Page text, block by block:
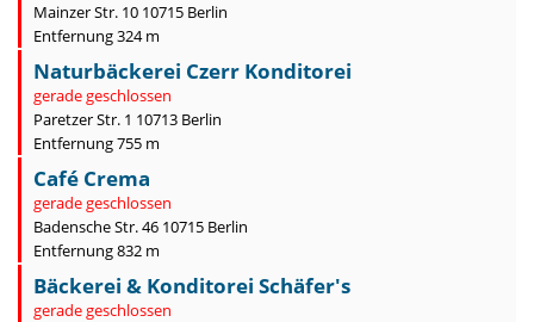
Mainzer Str. 10 10715 Berlin
Entfernung 324 m
Naturbäckerei Czerr Konditorei
gerade geschlossen
Paretzer Str. 1 10713 Berlin
Entfernung 755 m
Café Crema
gerade geschlossen
Badensche Str. 46 10715 Berlin
Entfernung 832 m
Bäckerei & Konditorei Schäfer's
gerade geschlossen